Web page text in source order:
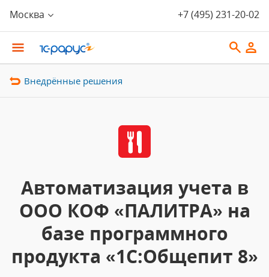
Москва +7 (495) 231-20-02
Внедрённые решения
Автоматизация учета в
ООО КОФ «ПАЛИТРА» на
базе программного
продукта «1C:Общепит 8»